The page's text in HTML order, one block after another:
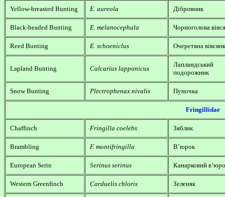
Yellow-breasted Bunting E. aureola Дібровник
Black-headed Bunting E. melanocephala Чорноголова
Reed Bunting E. schoeniclus Очеретяна
Lapland Bunting Calcarius lapponicus
Лапландський
подорожник
Snow Bunting Plectrophenax nivalis Пуночка
Fringillidae
Chaffinch Fringilla coelebs Зяблик
Brambling F. montifringilla В’юрок
European Serin Serinus serinus Канарковий
Western Greenfinch Carduelis chloris Зеленяк